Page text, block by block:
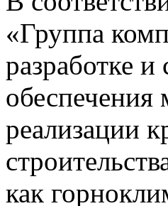
«Группа
разработке
обеспечения
реализации
как